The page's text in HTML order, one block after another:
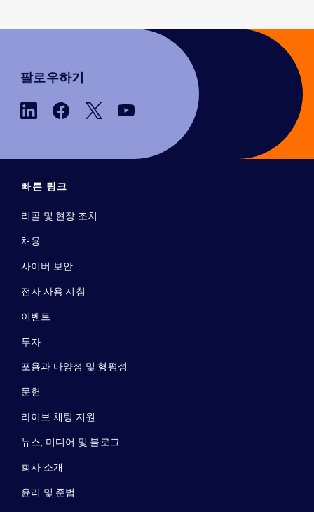
팔로우하기
빠른 링크
리콜 및 현장 조치
채용
사이버 보안
전자 사용 지침
이벤트
투자
포용과 다양성 및 형평성
문헌
라이브 채팅 지원
뉴스, 미디어 및 블로그
회사 소개
윤리 및 준법